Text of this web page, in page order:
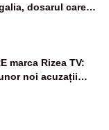
dosarul care
marca Rizea TV:
noi acuzații